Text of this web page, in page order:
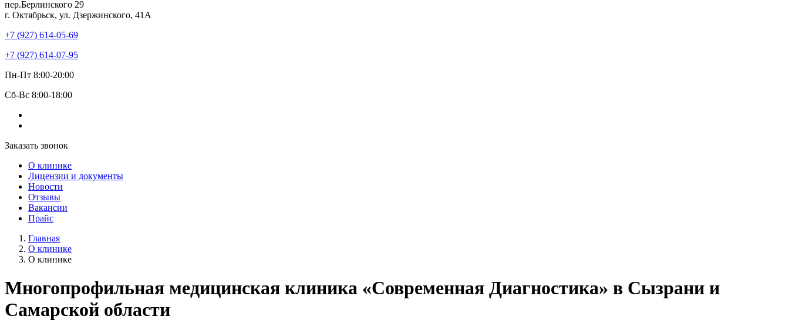
пер.Берлинского 29
г. Октябрьск, ул. Дзержинского, 41А
+7 (927) 614-05-69
+7 (927) 614-07-95
Пн-Пт 8:00-20:00
Сб-Вс 8:00-18:00
Заказать звонок
О клинике
Лицензии и документы
Новости
Отзывы
Вакансии
Прайс
Главная
О клинике
О клинике
Многопрофильная медицинская клиника «Современная Диагностика» в Сызрани и
Самарской области